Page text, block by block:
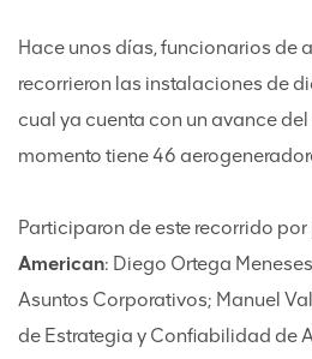
Hace unos días, funcionarios de
recorrieron las instalaciones de
cual ya cuenta con un avance
momento tiene 46
Participaron de este recorrido por
American: Diego Ortega
Asuntos Corporativos; Manuel
de Estrategia y Confiabilidad de